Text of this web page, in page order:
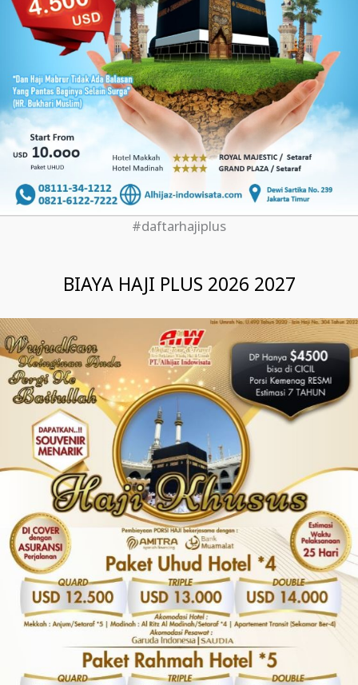
#daftarhajiplus
BIAYA HAJI PLUS 2026 2027